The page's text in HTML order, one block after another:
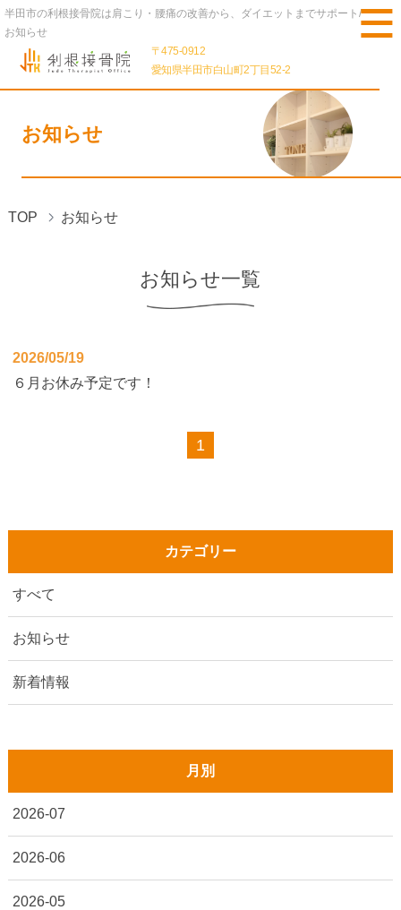
半田市の利根接骨院は肩こり・腰痛の改善から、ダイエットまでサポート/
お知らせ
〒475-0912
愛知県半田市白山町2丁目52-2
お知らせ
TOP お知らせ
お知らせ一覧
2026/05/19
６月お休み予定です！
1
カテゴリー
すべて
お知らせ
新着情報
月別
2026-07
2026-06
2026-05